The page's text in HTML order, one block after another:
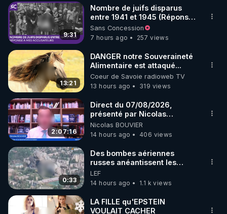
▶ 30 jours gratuit sur l’application de méditation et
de bien-être ENVOL :
Rendez-vous sur https://www.envol.app/code
le code : REGENERE
9:31
Nombre de juifs disparus
entre 1941 et 1945 (Réponse
à mes accusateurs)
Sans Concession
7 hours ago
257 views
13:21
DANGER notre Souveraineté
Alimentaire est attaqué...
Coeur de Savoie radioweb TV
13 hours ago
319 views
2:07:16
Direct du 07/08/2026,
présenté par Nicolas
BOUVIER
Nicolas BOUVIER
14 hours ago
406 views
0:33
Des bombes aériennes
russes anéantissent les
centres de contrôle de
drones de 3 brigades
ukrainienne
LEF
14 hours ago
1.1 k views
LA FILLE qu'EPSTEIN
VOULAIT CACHER